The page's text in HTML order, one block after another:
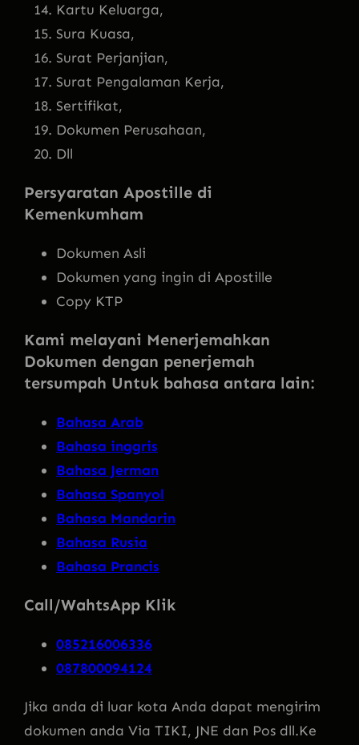
Kartu Keluarga,
Sura Kuasa,
Surat Perjanjian,
Surat Pengalaman Kerja,
Sertifikat,
Dokumen Perusahaan,
Dll
Persyaratan Apostille di
Kemenkumham
Dokumen Asli
Dokumen yang ingin di Apostille
Copy KTP
Kami melayani Menerjemahkan
Dokumen dengan penerjemah
tersumpah Untuk bahasa antara lain:
Bahasa Arab
Bahasa inggris
Bahasa Jerman
Bahasa Spanyol
Bahasa Mandarin
Bahasa Rusia
Bahasa Prancis
Call/WahtsApp Klik
085216006336
087800094124
Jika anda di luar kota Anda dapat mengirim
dokumen anda Via TIKI, JNE dan Pos dll.Ke